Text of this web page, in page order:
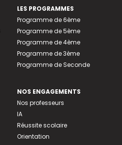
LES PROGRAMMES
Programme de 6ème
Programme de 5ème
Programme de 4ème
Programme de 3ème
Programme de Seconde
NOS ENGAGEMENTS
Nos professeurs
IA
Réussite scolaire
Orientation